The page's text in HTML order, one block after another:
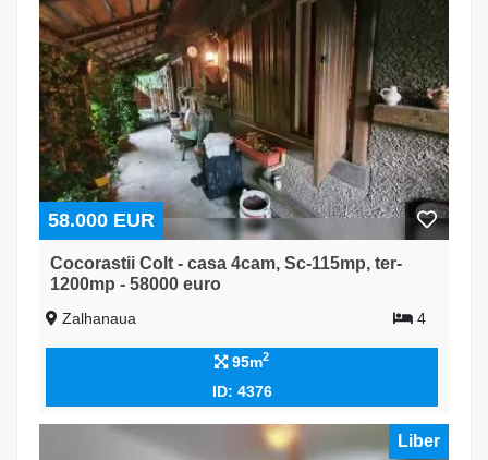
58.000 EUR
Cocorastii Colt - casa 4cam, Sc-115mp, ter-
1200mp - 58000 euro
Zalhanaua 4
95m2
ID: 4376
Liber